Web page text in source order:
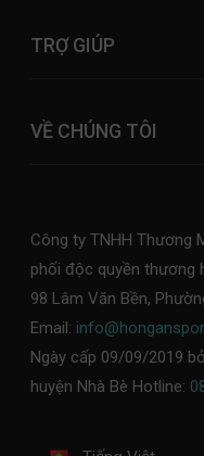
TRỢ GIÚP
VỀ CHÚNG TÔI
Công ty TNHH Thương
phối độc quyền thương
98 Lâm Văn Bền,
Email:
Ngày cấp 09/09/2019
huyện Nhà Bè Hotline: